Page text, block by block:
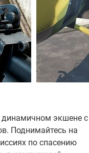
динамичном экшене с
Поднимайтесь на
по спасению